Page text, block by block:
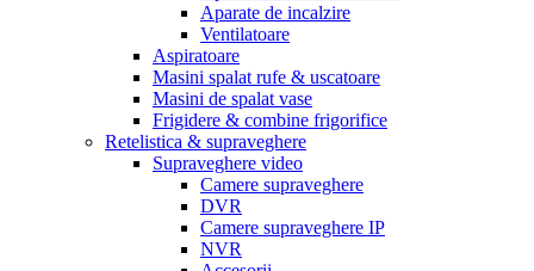
Aparate de incalzire
Ventilatoare
Aspiratoare
Masini spalat rufe & uscatoare
Masini de spalat vase
Frigidere & combine frigorifice
Retelistica & supraveghere
Supraveghere video
Camere supraveghere
DVR
Camere supraveghere IP
NVR